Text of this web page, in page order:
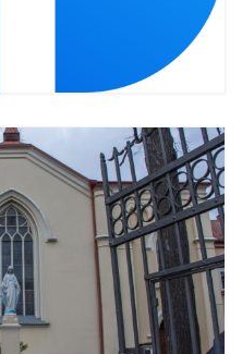
Postu 2021
Święta – Grupa 1